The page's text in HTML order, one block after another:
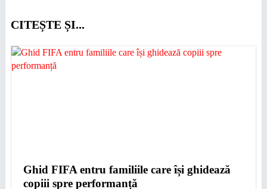
CITEȘTE ȘI...
Ghid FIFA entru familiile care își ghidează
copiii spre performanță